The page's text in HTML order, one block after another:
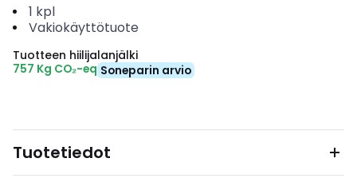
1 kpl
Vakiokäyttötuote
Tuotteen hiilijalanjälki
757 Kg CO₂-eq Soneparin arvio
Tuotetiedot